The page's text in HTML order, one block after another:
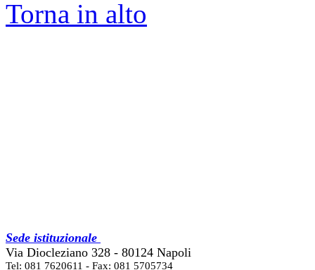
Torna in alto
Sede istituzionale
Via Diocleziano 328 - 80124 Napoli
Tel: 081 7620611 - Fax: 081 5705734